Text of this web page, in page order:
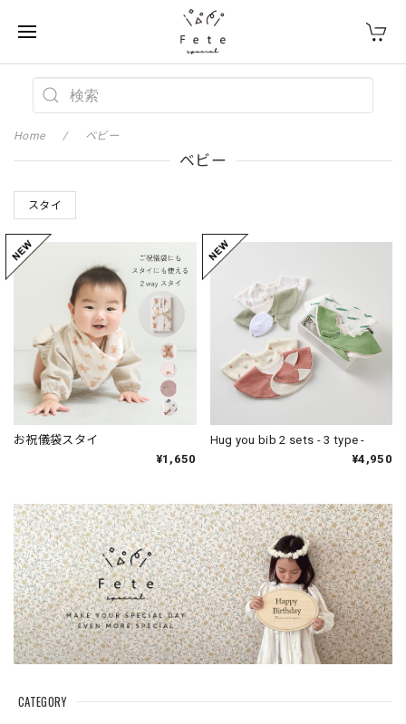
CATEGORY
Home ベビー
ベビー
スタイ
お祝儀袋スタイ
¥1,650
Hug you bib 2 sets - 3 type -
¥4,950